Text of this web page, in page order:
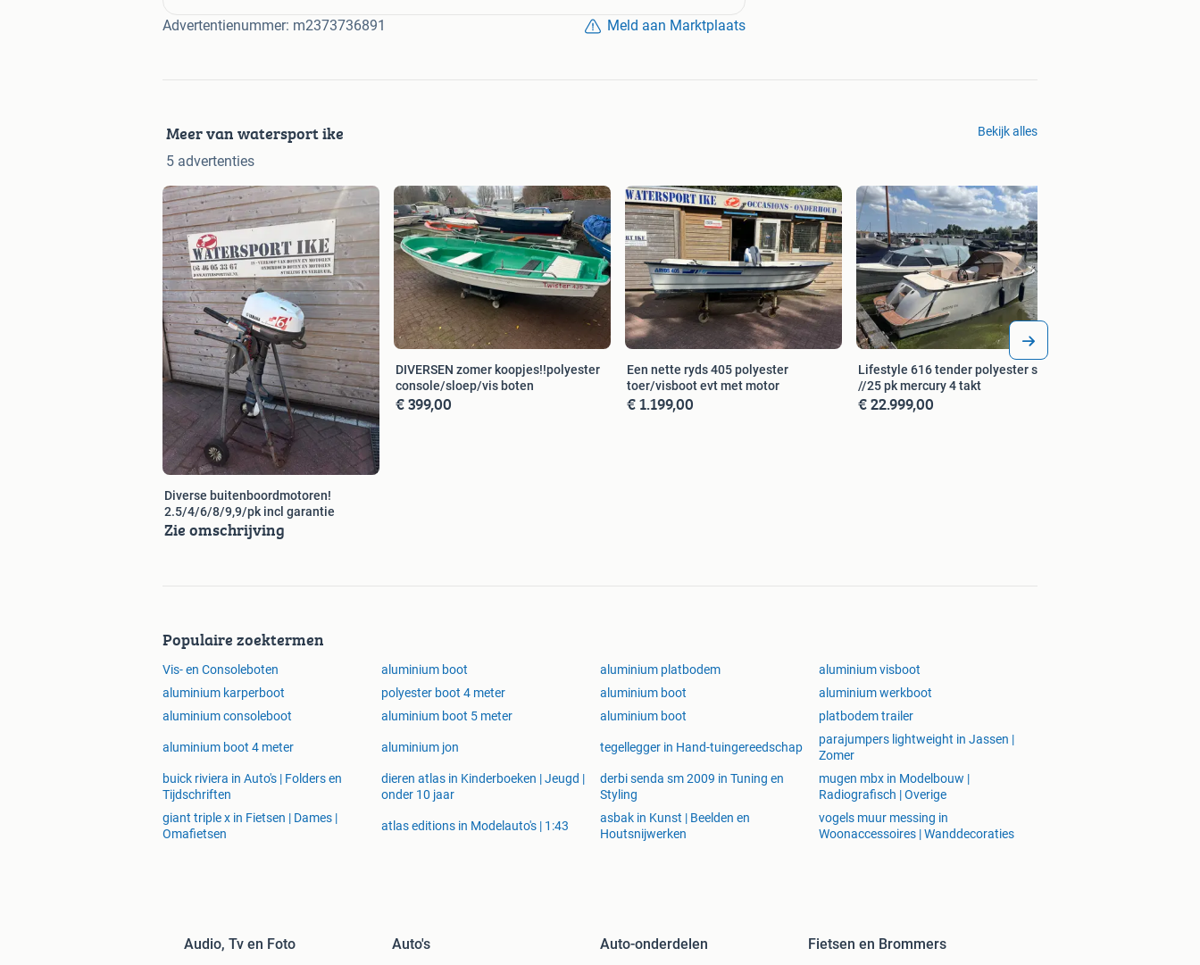
Advertentienummer: m2373736891 Meld aan Marktplaats
Meer van watersport ike
5 advertenties
Bekijk alles
Diverse buitenboordmotoren!
2.5/4/6/8/9,9/pk incl garantie
Zie omschrijving
DIVERSEN zomer koopjes!!polyester
console/sloep/vis boten
€ 399,00
Een nette ryds 405 polyester
toer/visboot evt met motor
€ 1.199,00
Lifestyle 616 tender polyester sloep
//25 pk mercury 4 takt
€ 22.999,00
Populaire zoektermen
Vis- en Consoleboten aluminium boot aluminium platbodem
aluminium visboot
aluminium karperboot
polyester boot 4 meter aluminium boot
aluminium werkboot
aluminium consoleboot
aluminium boot 5 meter aluminium boot platbodem trailer
aluminium boot 4 meter aluminium jon tegellegger in Hand-tuingereedschap
parajumpers lightweight in Jassen |
Zomer
buick riviera in Auto's | Folders en
Tijdschriften
dieren atlas in Kinderboeken | Jeugd |
onder 10 jaar
derbi senda sm 2009 in Tuning en
Styling
mugen mbx in Modelbouw |
Radiografisch | Overige
giant triple x in Fietsen | Dames |
Omafietsen
atlas editions in Modelauto's | 1:43
asbak in Kunst | Beelden en
Houtsnijwerken
vogels muur messing in
Woonaccessoires | Wanddecoraties
Audio, Tv en Foto Auto's Auto-onderdelen Fietsen en Brommers